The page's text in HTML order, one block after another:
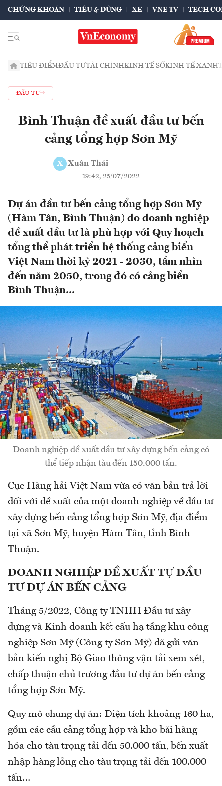
CHỨNG KHOÁN TIÊU & DÙNG XE VNE TV TECH
TIÊU ĐIỂMĐẦU TƯTÀI CHÍNHKINH TẾ SỐKINH TẾ XANH
ĐẦU TƯ
Bình Thuận đề xuất đầu tư bến
cảng tổng hợp Sơn Mỹ
X Xuân Thái
19:42, 25/07/2022
Dự án đầu tư bến cảng tổng hợp Sơn Mỹ
(Hàm Tân, Bình Thuận) do doanh nghiệp
đề xuất đầu tư là phù hợp với Quy hoạch
tổng thể phát triển hệ thống cảng biển
Việt Nam thời kỳ 2021 - 2030, tầm nhìn
đến năm 2050, trong đó có cảng biển
Bình Thuận...
Doanh nghiệp đề xuất đầu tư xây dựng bến cảng có
thể tiếp nhận tàu đến 150.000 tấn.
Cục Hàng hải Việt Nam vừa có văn bản trả lời
đối với đề xuất của một doanh nghiệp về đầu tư
xây dựng bến cảng tổng hợp Sơn Mỹ, địa điểm
tại xã Sơn Mỹ, huyện Hàm Tân, tỉnh Bình
Thuận.
DOANH NGHIỆP ĐỀ XUẤT TỰ ĐẦU
TƯ DỰ ÁN BẾN CẢNG
Tháng 5/2022, Công ty TNHH Đầu tư xây
dựng và Kinh doanh kết cấu hạ tầng khu công
nghiệp Sơn Mỹ (Công ty Sơn Mỹ) đã gửi văn
bản kiến nghị Bộ Giao thông vận tải xem xét,
chấp thuận chủ trương đầu tư dự án bến cảng
tổng hợp Sơn Mỹ.
Quy mô chung dự án: Diện tích khoảng 160 ha,
gồm các cầu cảng tổng hợp và kho bãi hàng
hóa cho tàu trọng tải đến 50.000 tấn, bến xuất
nhập hàng lỏng cho tàu trọng tải đến 100.000
tấn…